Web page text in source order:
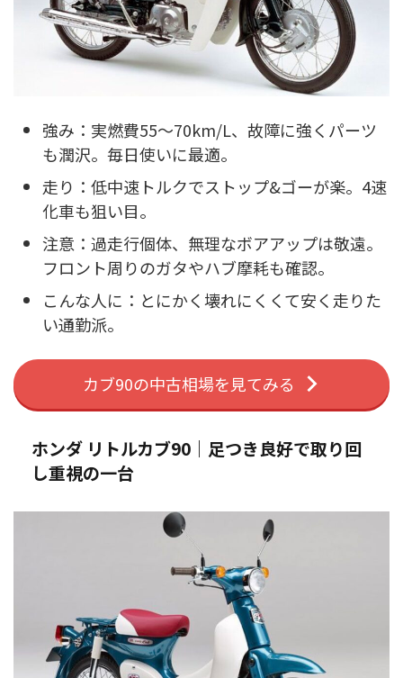
強み：実燃費55〜70km/L、故障に強くパーツ
も潤沢。毎日使いに最適。
走り：低中速トルクでストップ&ゴーが楽。4速
化車も狙い目。
注意：過走行個体、無理なボアアップは敬遠。
フロント周りのガタやハブ摩耗も確認。
こんな人に：とにかく壊れにくくて安く走りた
い通勤派。
カブ90の中古相場を見てみる
ホンダ リトルカブ90｜足つき良好で取り回
し重視の一台